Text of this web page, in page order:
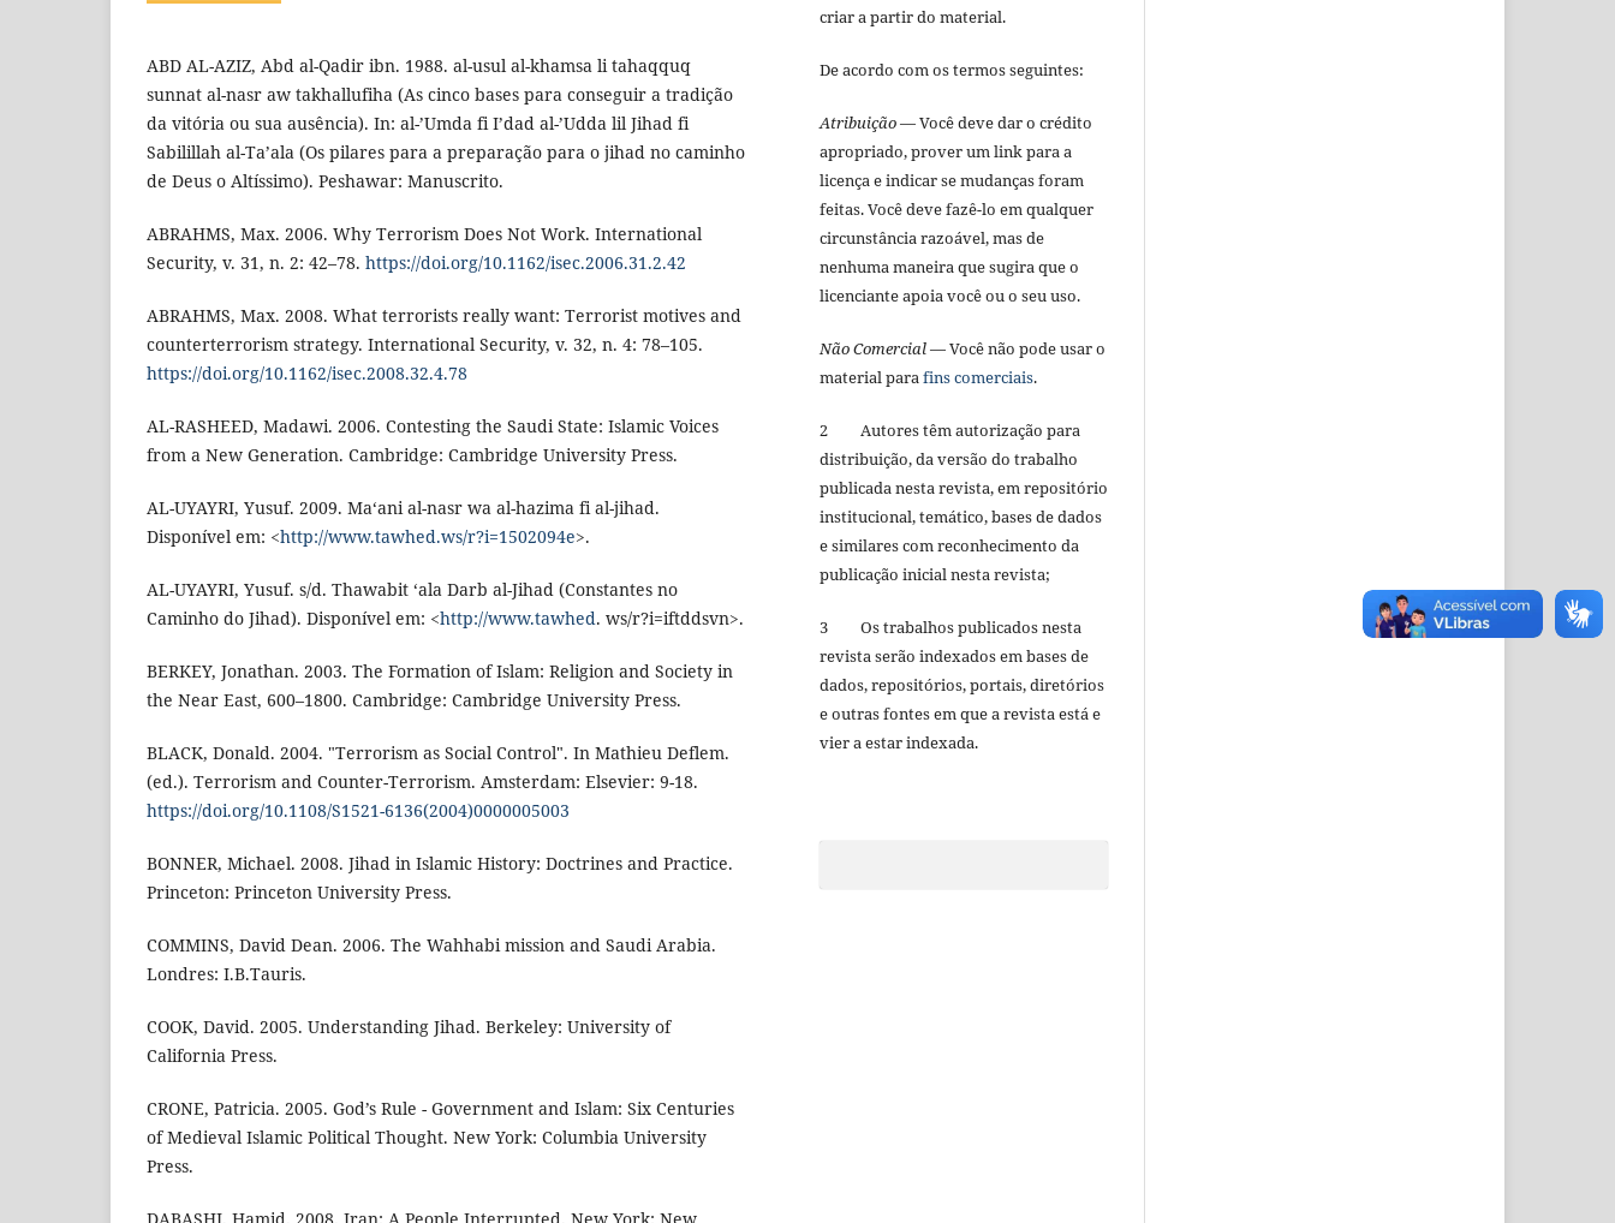
ABD AL-AZIZ, Abd al-Qadir ibn. 1988. al-usul al-khamsa li tahaqquq
sunnat al-nasr aw takhallufiha (As cinco bases para conseguir a tradição
da vitória ou sua ausência). In: al-’Umda fi I’dad al-’Udda lil Jihad fi
Sabilillah al-Ta’ala (Os pilares para a preparação para o jihad no caminho
de Deus o Altíssimo). Peshawar: Manuscrito.
ABRAHMS, Max. 2006. Why Terrorism Does Not Work. International
Security, v. 31, n. 2: 42–78. https://doi.org/10.1162/isec.2006.31.2.42
ABRAHMS, Max. 2008. What terrorists really want: Terrorist motives and
counterterrorism strategy. International Security, v. 32, n. 4: 78–105.
https://doi.org/10.1162/isec.2008.32.4.78
AL-RASHEED, Madawi. 2006. Contesting the Saudi State: Islamic Voices
from a New Generation. Cambridge: Cambridge University Press.
AL-UYAYRI, Yusuf. 2009. Ma‘ani al-nasr wa al-hazima fi al-jihad.
Disponível em: <http://www.tawhed.ws/r?i=1502094e>.
AL-UYAYRI, Yusuf. s/d. Thawabit ‘ala Darb al-Jihad (Constantes no
Caminho do Jihad). Disponível em: <http://www.tawhed. ws/r?i=iftddsvn>.
BERKEY, Jonathan. 2003. The Formation of Islam: Religion and Society in
the Near East, 600–1800. Cambridge: Cambridge University Press.
BLACK, Donald. 2004. "Terrorism as Social Control". In Mathieu Deflem.
(ed.). Terrorism and Counter-Terrorism. Amsterdam: Elsevier: 9-18.
https://doi.org/10.1108/S1521-6136(2004)0000005003
BONNER, Michael. 2008. Jihad in Islamic History: Doctrines and Practice.
Princeton: Princeton University Press.
COMMINS, David Dean. 2006. The Wahhabi mission and Saudi Arabia.
Londres: I.B.Tauris.
COOK, David. 2005. Understanding Jihad. Berkeley: University of
California Press.
CRONE, Patricia. 2005. God’s Rule - Government and Islam: Six Centuries
of Medieval Islamic Political Thought. New York: Columbia University
Press.
criar a partir do material.
De acordo com os termos seguintes:
Atribuição— Você deve dar o crédito
apropriado, prover um link para a
licença e indicar se mudanças foram
feitas. Você deve fazê-lo em qualquer
circunstância razoável, mas de
nenhuma maneira que sugira que o
licenciante apoia você ou o seu uso.
Não Comercial— Você não pode usar o
material parafins comerciais.
2 Autores têm autorização para
distribuição, da versão do trabalho
publicada nesta revista, em repositório
institucional, temático, bases de dados
e similares com reconhecimento da
publicação inicial nesta revista;
3 Os trabalhos publicados nesta
revista serão indexados em bases de
dados, repositórios, portais, diretórios
e outras fontes em que a revista está e
vier a estar indexada.